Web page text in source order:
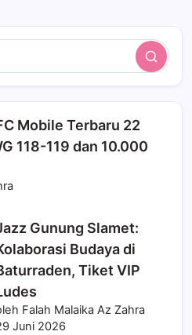
Search
Mobile Terbaru 22
118-119 dan 10.000
Gunung Slamet:
Budaya di
Tiket VIP
Falah Malaika Az Zahra
Juni 2026